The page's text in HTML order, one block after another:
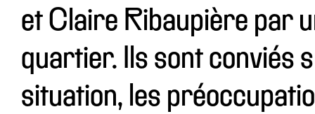
et Claire Ribaupière par
quartier. Ils sont conviés
situation, les